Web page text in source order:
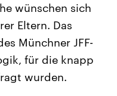
USA
Aktuelle Beiträge,
Hintergründe
Wirtschaftlich und
gehören die Vereinigten
den mächtigsten Ländern
wünschen sich
Eltern. Das
Münchner JFF-
für die knapp
wurden.